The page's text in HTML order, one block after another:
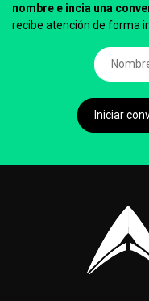
nombre e incia una
recibe atención de forma
Iniciar